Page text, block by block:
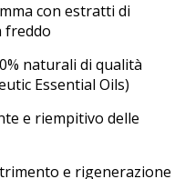
con estratti di
freddo
naturali di qualità
Essential Oils)
e riempitivo delle
e rigenerazione